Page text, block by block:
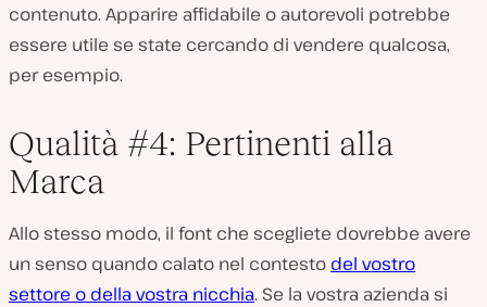
contenuto. Apparire affidabile o autorevoli potrebbe
essere utile se state cercando di vendere qualcosa,
per esempio.
Qualità #4: Pertinenti alla
Marca
Allo stesso modo, il font che scegliete dovrebbe avere
un senso quando calato nel contesto del vostro
settore o della vostra nicchia. Se la vostra azienda si